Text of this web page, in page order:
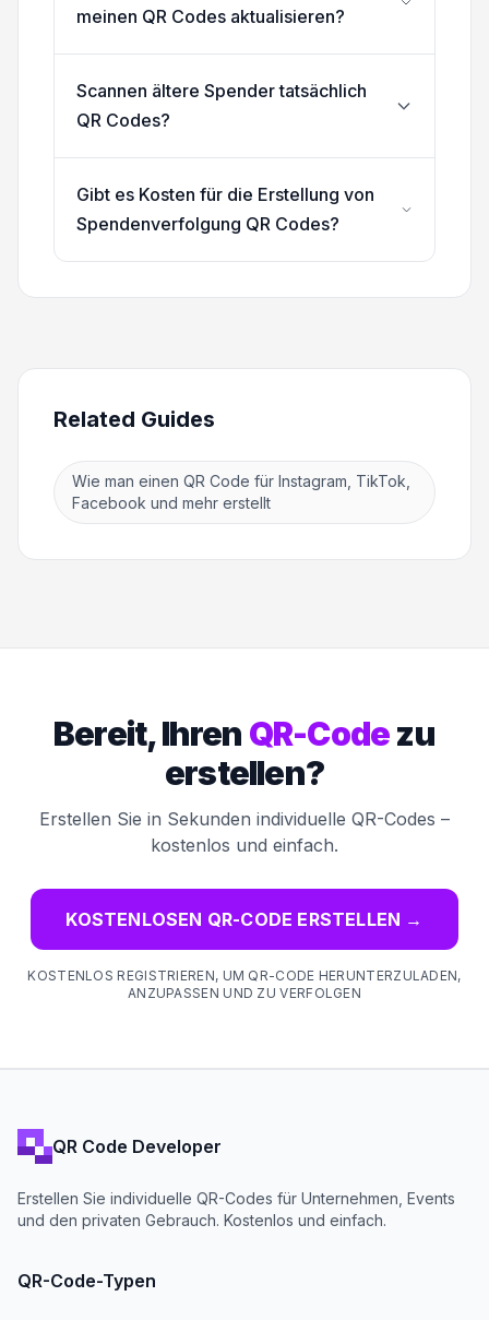
meinen QR Codes aktualisieren?
Scannen ältere Spender tatsächlich
QR Codes?
Gibt es Kosten für die Erstellung von
Spendenverfolgung QR Codes?
Related Guides
Wie man einen QR Code für Instagram, TikTok,
Facebook und mehr erstellt
Bereit, Ihren QR-Codezu
erstellen?
Erstellen Sie in Sekunden individuelle QR-Codes –
kostenlos und einfach.
KOSTENLOSEN QR-CODE ERSTELLEN →
KOSTENLOS REGISTRIEREN, UM QR-CODE HERUNTERZULADEN,
ANZUPASSEN UND ZU VERFOLGEN
QR Code Developer
Erstellen Sie individuelle QR-Codes für Unternehmen, Events
und den privaten Gebrauch. Kostenlos und einfach.
QR-Code-Typen